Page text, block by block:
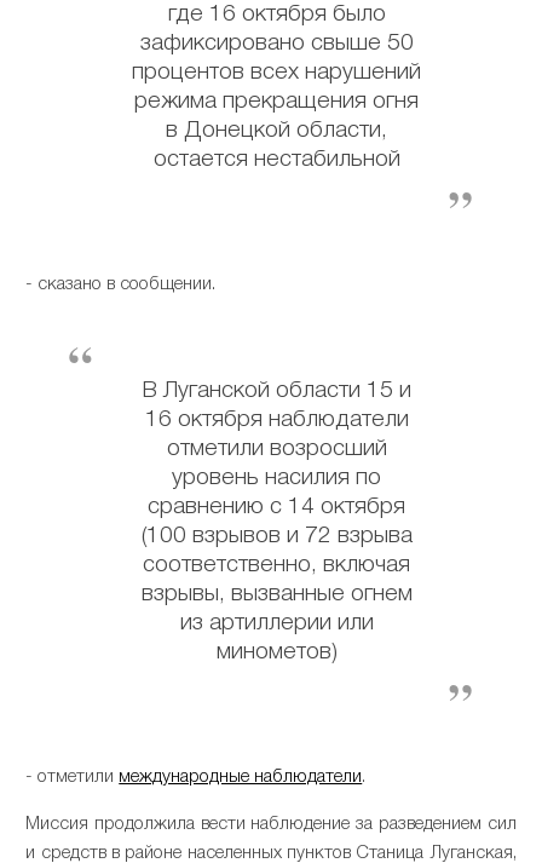
где 16 октября было
зафиксировано свыше 50
процентов всех нарушений
режима прекращения огня
в Донецкой области,
остается нестабильной
- сказано в сообщении.
В Луганской области 15 и
16 октября наблюдатели
отметили возросший
уровень насилия по
сравнению с 14 октября
(100 взрывов и 72 взрыва
соответственно, включая
взрывы, вызванные огнем
из артиллерии или
минометов)
- отметили международные наблюдатели.
Миссия продолжила вести наблюдение за разведением сил
и средств в районе населенных пунктов Станица Луганская,